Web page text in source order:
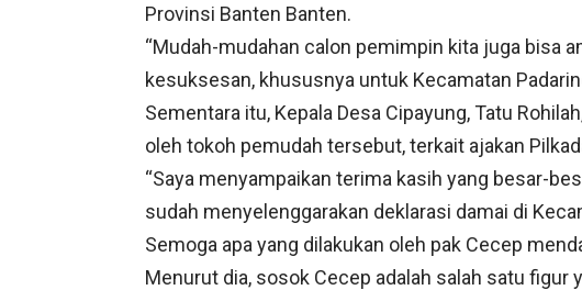
Provinsi Banten Banten.
“Mudah-mudahan calon pemimpin kita juga bisa
kesuksesan, khususnya untuk Kecamatan
Sementara itu, Kepala Desa Cipayung, Tatu
oleh tokoh pemudah tersebut, terkait ajakan
“Saya menyampaikan terima kasih yang besar-
sudah menyelenggarakan deklarasi damai di
Semoga apa yang dilakukan oleh pak Cecep
Menurut dia, sosok Cecep adalah salah satu figur